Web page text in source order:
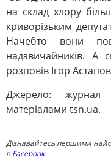
на склад хлору
криворізьким
Начебто вони
надзвичайників. А
розповів Ігор
Джерело: журнал
матеріалами tsn.ua.
Дізнавайтесь першими
вFacebook